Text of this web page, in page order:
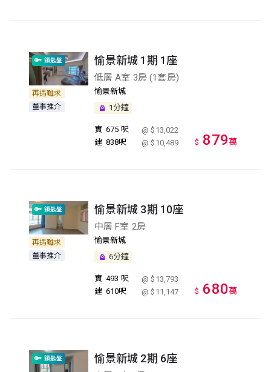
鎖匙盤
再遇難求
董事推介
愉景新城 1期 1座
低層 A室 3房 (1套房)
愉景新城
1分鐘
實 675 呎
@ $13,022
建 838呎 @ $10,489 $ 879萬
鎖匙盤
再遇難求
董事推介
愉景新城 3期 10座
中層 F室 2房
愉景新城
6分鐘
實 493 呎
@ $13,793
建 610呎 @ $11,147 $ 680萬
鎖匙盤 愉景新城 2期 6座